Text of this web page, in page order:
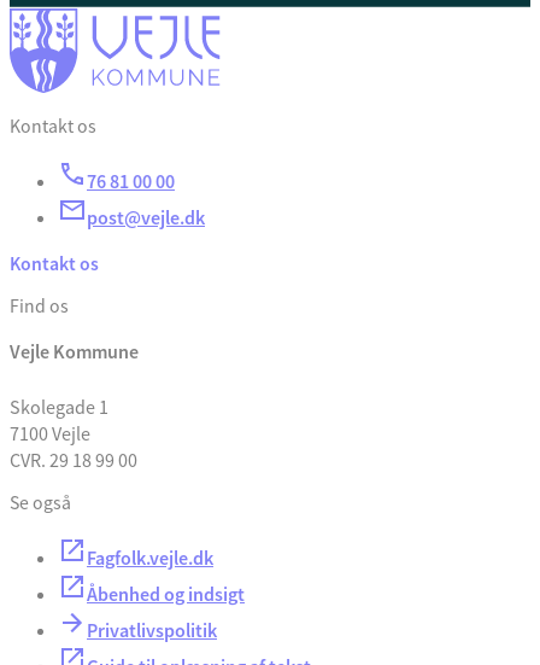
Kontakt os
76 81 00 00
post@vejle.dk
Kontakt os
Find os
Vejle Kommune
Skolegade 1
7100 Vejle
CVR. 29 18 99 00
Se også
Fagfolk.vejle.dk
Åbenhed og indsigt
Privatlivspolitik